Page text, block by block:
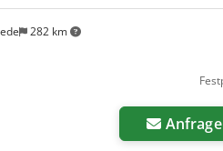
282 km